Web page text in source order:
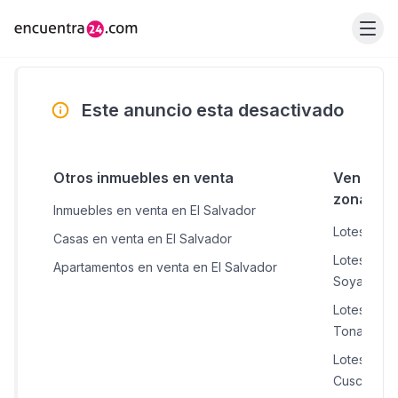
Este anuncio esta desactivado
Otros inmuebles en venta
Inmuebles en venta en El Salvador
Casas en venta en El Salvador
Apartamentos en venta en El Salvador
Venta
zonas
Lotes y
Lotes y
Lotes y
Lotes y